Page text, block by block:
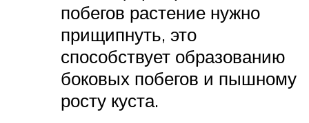
побегов растение нужно
прищипнуть, это
способствует образованию
боковых побегов и пышному
росту куста.